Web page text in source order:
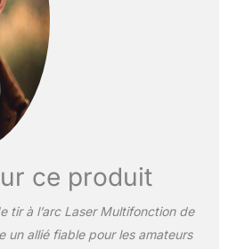
et la distance en ligne
vous pouvez
et verrouiller le mât du
précision et vue claire】Le
haute précision est
6x. Les lentilles en
et l'écran LCD haut de
vue claire et lumineuse.
de la distance du
et la
suffisamment précis
Durable Construction】
ce produit
tir à l’arc Laser Multifonction de
un allié fiable pour les amateurs